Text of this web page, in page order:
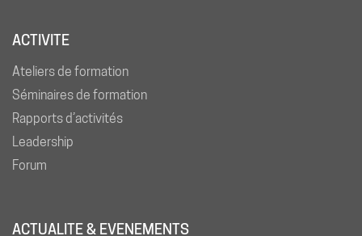
ACTIVITE
Ateliers de formation
Séminaires de formation
Rapports d’activités
Leadership
Forum
ACTUALITE & EVENEMENTS